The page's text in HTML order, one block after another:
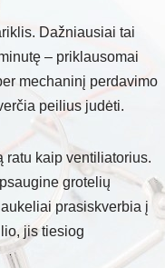
Dažniausiai tai
– priklausomai
mechaninį perdavimo
peilius judėti.
kaip ventiliatorius.
grotelių
prasiskverbia į
jis tiesiog